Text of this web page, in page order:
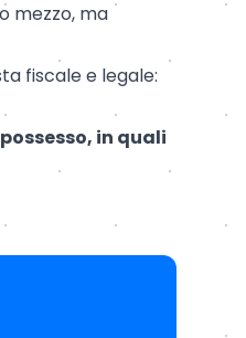
mezzo, ma
fiscale e legale:
in quali